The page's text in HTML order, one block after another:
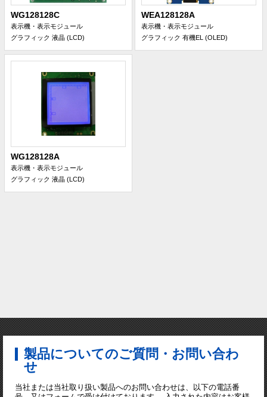
WG128128C
表示機・表示モジュール
グラフィック 液晶 (LCD)
WEA128128A
表示機・表示モジュール
グラフィック 有機EL (OLED)
WG128128A
表示機・表示モジュール
グラフィック 液晶 (LCD)
製品についてのご質問・お問い合わ
せ
当社または当社取り扱い製品へのお問い合わせは、以下の電話番